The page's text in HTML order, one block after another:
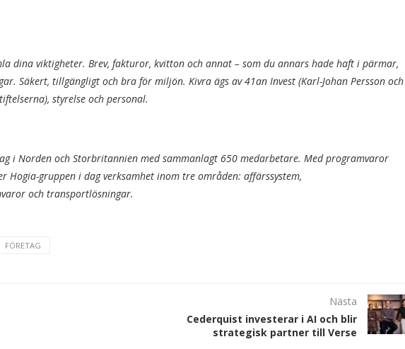
dina viktigheter. Brev, fakturor, kvitton och annat – som du annars hade haft i pärmar,
Säkert, tillgängligt och bra för miljön. Kivra ägs av 41an Invest (Karl-Johan Persson och
styrelse och personal.
i Norden och Storbritannien med sammanlagt 650 medarbetare. Med programvaror
Hogia-gruppen i dag verksamhet inom tre områden: affärssystem,
och transportlösningar.
FÖRETAG
Nästa
Cederquist investerar i AI och blir
strategisk partner till Verse